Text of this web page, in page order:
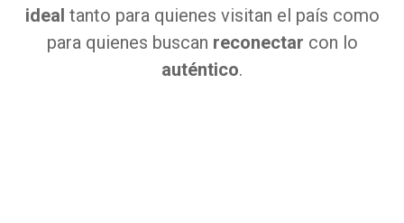
ideal tanto para quienes visitan el país como
para quienes buscan reconectar con lo
auténtico.